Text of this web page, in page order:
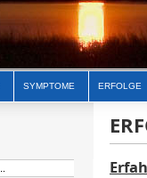
SYMPTOME ERFOLGE